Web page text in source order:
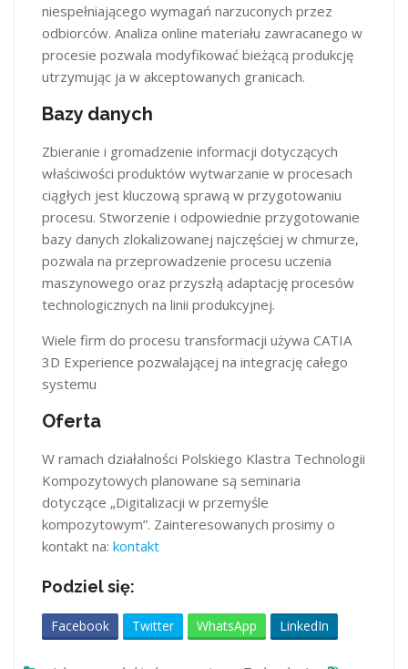
niespełniającego wymagań narzuconych przez
odbiorców. Analiza online materiału zawracanego w
procesie pozwala modyfikować bieżącą produkcję
utrzymując ja w akceptowanych granicach.
Bazy danych
Zbieranie i gromadzenie informacji dotyczących
właściwości produktów wytwarzanie w procesach
ciągłych jest kluczową sprawą w przygotowaniu
procesu. Stworzenie i odpowiednie przygotowanie
bazy danych zlokalizowanej najczęściej w chmurze,
pozwala na przeprowadzenie procesu uczenia
maszynowego oraz przyszłą adaptację procesów
technologicznych na linii produkcyjnej.
Wiele firm do procesu transformacji używa CATIA
3D Experience pozwalającej na integrację całego
systemu
Oferta
W ramach działalności Polskiego Klastra Technologii
Kompozytowych planowane są seminaria
dotyczące „Digitalizacji w przemyśle
kompozytowym”. Zainteresowanych prosimy o
kontakt na: kontakt
Podziel się:
Facebook Twitter WhatsApp LinkedIn